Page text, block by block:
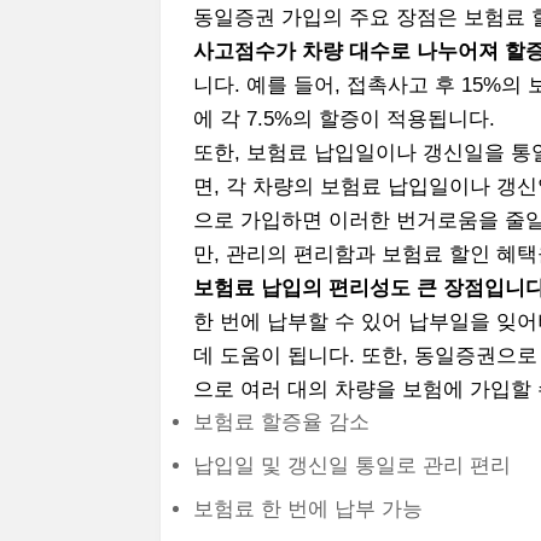
동일증권 가입의 주요 장점은 보험료
사고점수가 차량 대수로 나누어져 할
니다. 예를 들어, 접촉사고 후 15%의
에 각 7.5%의 할증이 적용됩니다.
또한, 보험료 납입일이나 갱신일을
면, 각 차량의 보험료 납입일이나 갱
으로 가입하면 이러한 번거로움을 줄
만, 관리의 편리함과 보험료 할인 혜
보험료 납입의 편리성도 큰 장점입니
한 번에 납부할 수 있어 납부일을 잊
데 도움이 됩니다. 또한, 동일증권으
으로 여러 대의 차량을 보험에 가입할
보험료 할증율 감소
납입일 및 갱신일 통일로 관리 편리
보험료 한 번에 납부 가능